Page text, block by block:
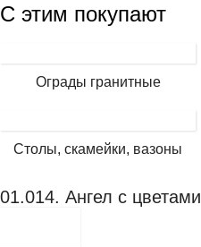
С этим покупают
Ограды гранитные
Столы, скамейки, вазоны
01.014. Ангел с цветами